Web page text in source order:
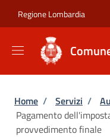
Regione Lombardia
Briciole di
Home / Servizi /
Pagamento
provvedimento finale